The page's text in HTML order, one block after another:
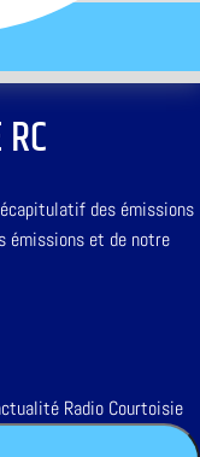
des émissions
émissions et de notre
Radio Courtoisie